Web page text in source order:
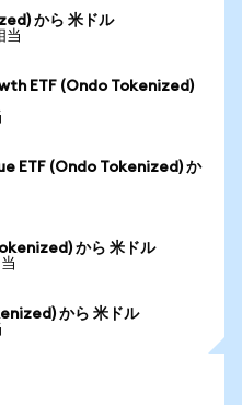
から 米ドル
当
ETF (Ondo Tokenized)
ETF (Ondo Tokenized) か
から 米ドル
から 米ドル